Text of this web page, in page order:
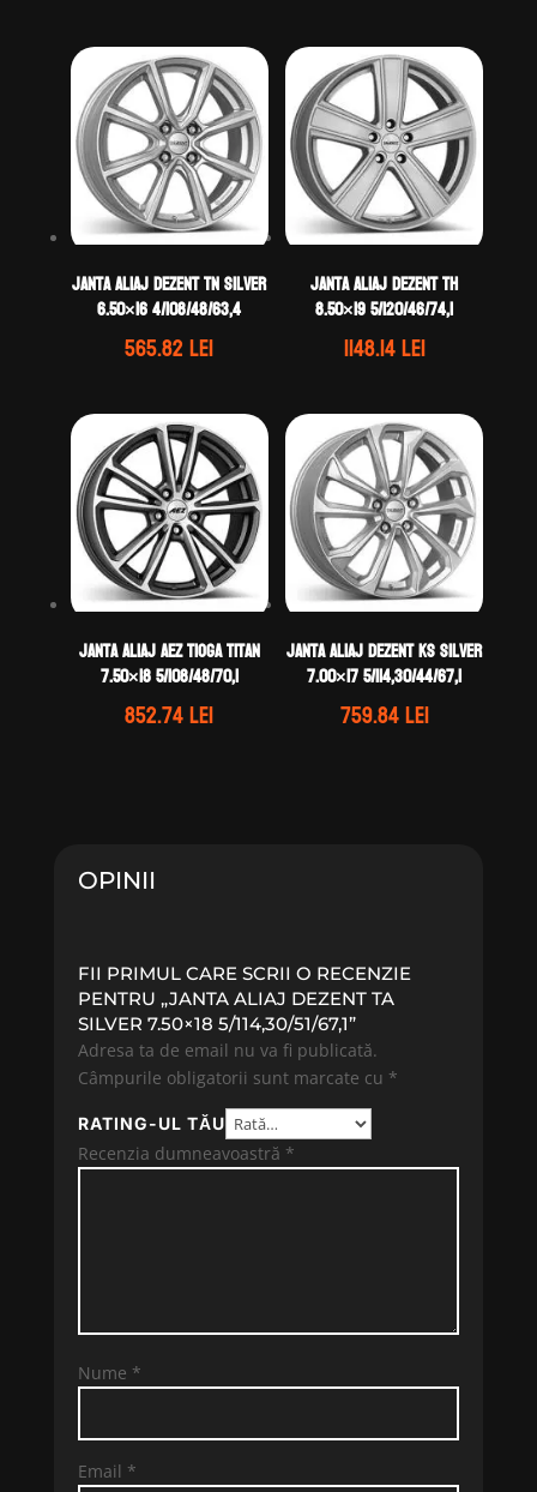
Janta aliaj DEZENT TN silver
6.50×16 4/108/48/63,4
565.82lei
Janta aliaj DEZENT TH
8.50×19 5/120/46/74,1
1148.14lei
Janta aliaj AEZ Tioga titan
7.50×18 5/108/48/70,1
852.74lei
Janta aliaj DEZENT KS silver
7.00×17 5/114,30/44/67,1
759.84lei
OPINII
FII PRIMUL CARE SCRII O RECENZIE
PENTRU „JANTA ALIAJ DEZENT TA
SILVER 7.50×18 5/114,30/51/67,1”
Adresa ta de email nu va fi publicată.
Câmpurile obligatorii sunt marcate cu *
RATING-UL TĂU
Recenzia dumneavoastră *
Nume *
Email *